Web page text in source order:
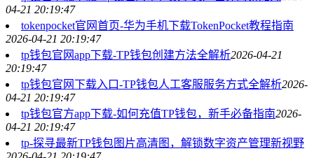
04-21 20:19:47
tokenpocket官网首页-华为手机下载TokenPocket教程指南
2026-04-21 20:19:47
tp钱包官网app下载-TP钱包创建方法全解析2026-04-21
20:19:47
tp钱包官网下载入口-TP钱包人工客服服务方式全解析2026-
04-21 20:19:47
tp钱包官方app下载-如何充值TP钱包，新手必备指南2026-
04-21 20:19:47
tp-探寻最新TP钱包图片高清图，解锁数字资产管理新视野